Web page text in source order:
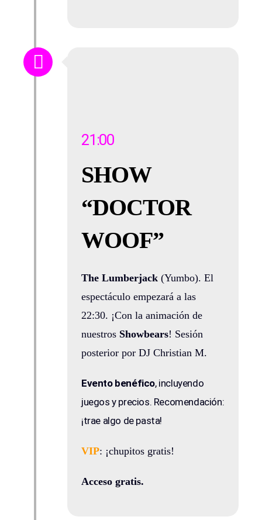
21:00
SHOW
“DOCTOR
WOOF”
The Lumberjack (Yumbo). El
espectáculo empezará a las
22:30. ¡Con la animación de
nuestros Showbears! Sesión
posterior por DJ Christian M.
Evento benéfico, incluyendo
juegos y precios. Recomendación:
¡trae algo de pasta!
VIP: ¡chupitos gratis!
Acceso gratis.